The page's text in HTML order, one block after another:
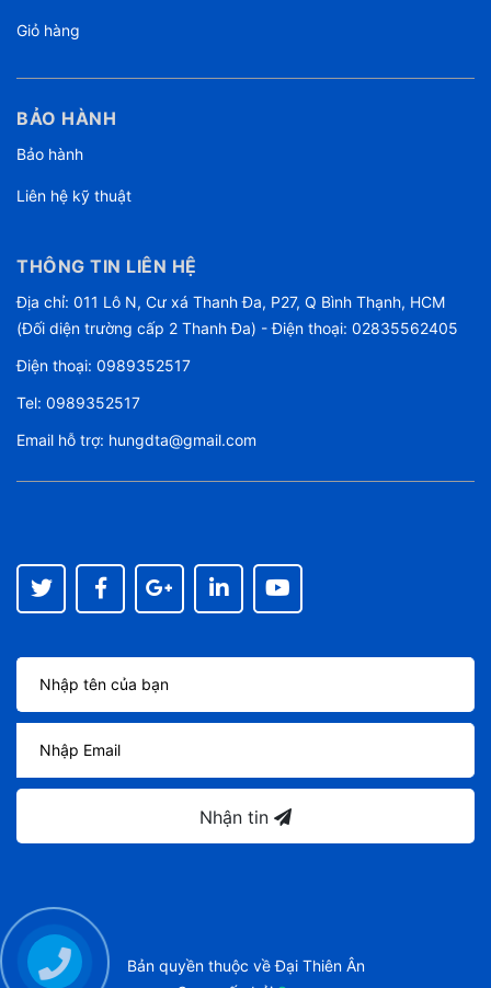
Giỏ hàng
BẢO HÀNH
Bảo hành
Liên hệ kỹ thuật
THÔNG TIN LIÊN HỆ
Địa chỉ: 011 Lô N, Cư xá Thanh Đa, P27, Q Bình Thạnh, HCM
(Đối diện trường cấp 2 Thanh Đa) - Điện thoại: 02835562405
Điện thoại: 0989352517
Tel: 0989352517
Email hỗ trợ: hungdta@gmail.com
Nhận tin
Bản quyền thuộc vềĐại Thiên Ân